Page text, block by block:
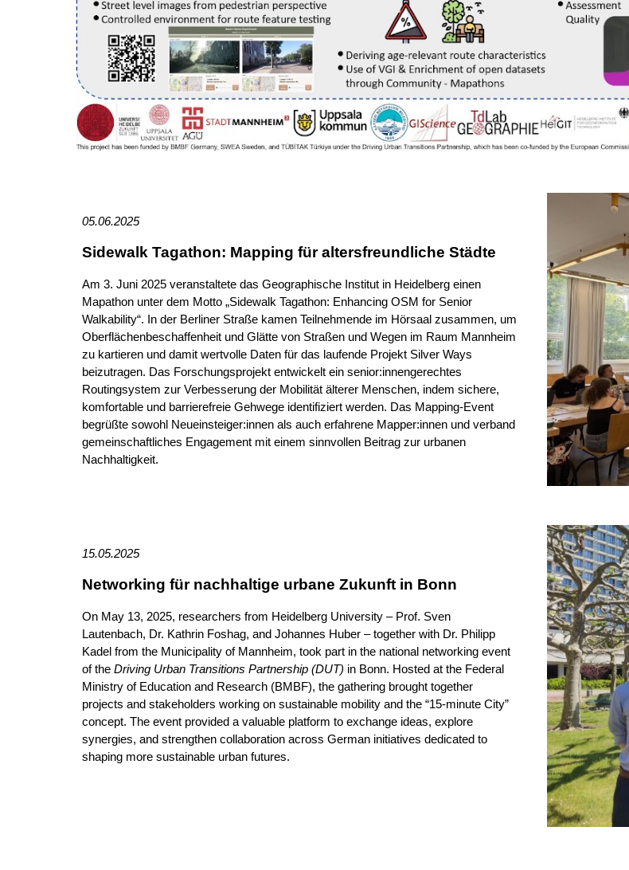
05.06.2025
Sidewalk Tagathon: Mapping für altersfreundliche Städte
Am 3. Juni 2025 veranstaltete das Geographische Institut in Heidelberg einen
Mapathon unter dem Motto „Sidewalk Tagathon: Enhancing OSM for Senior
Walkability“. In der Berliner Straße kamen Teilnehmende im Hörsaal zusammen, um
Oberflächenbeschaffenheit und Glätte von Straßen und Wegen im Raum Mannheim
zu kartieren und damit wertvolle Daten für das laufende Projekt Silver Ways
beizutragen. Das Forschungsprojekt entwickelt ein senior:innengerechtes
Routingsystem zur Verbesserung der Mobilität älterer Menschen, indem sichere,
komfortable und barrierefreie Gehwege identifiziert werden. Das Mapping-Event
begrüßte sowohl Neueinsteiger:innen als auch erfahrene Mapper:innen und verband
gemeinschaftliches Engagement mit einem sinnvollen Beitrag zur urbanen
Nachhaltigkeit.
15.05.2025
Networking für nachhaltige urbane Zukunft in Bonn
On May 13, 2025, researchers from Heidelberg University – Prof. Sven
Lautenbach, Dr. Kathrin Foshag, and Johannes Huber – together with Dr. Philipp
Kadel from the Municipality of Mannheim, took part in the national networking event
of the Driving Urban Transitions Partnership (DUT) in Bonn. Hosted at the Federal
Ministry of Education and Research (BMBF), the gathering brought together
projects and stakeholders working on sustainable mobility and the “15-minute City”
concept. The event provided a valuable platform to exchange ideas, explore
synergies, and strengthen collaboration across German initiatives dedicated to
shaping more sustainable urban futures.